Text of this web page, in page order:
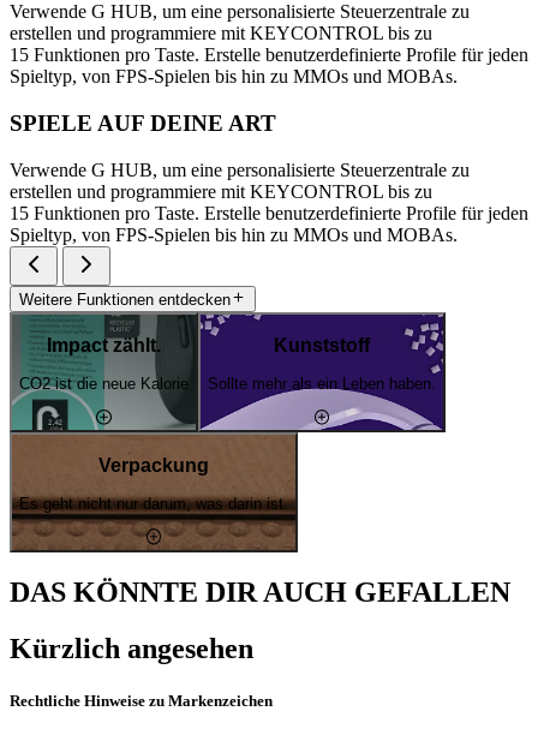
Verwende G HUB, um eine personalisierte Steuerzentrale zu
erstellen und programmiere mit KEYCONTROL bis zu
15 Funktionen pro Taste. Erstelle benutzerdefinierte Profile für jeden
Spieltyp, von FPS-Spielen bis hin zu MMOs und MOBAs.
SPIELE AUF DEINE ART
Verwende G HUB, um eine personalisierte Steuerzentrale zu
erstellen und programmiere mit KEYCONTROL bis zu
15 Funktionen pro Taste. Erstelle benutzerdefinierte Profile für jeden
Spieltyp, von FPS-Spielen bis hin zu MMOs und MOBAs.
Weitere Funktionen entdecken
Impact zählt.
CO2 ist die neue Kalorie
Kunststoff
Sollte mehr als ein Leben haben.
Verpackung
Es geht nicht nur darum, was darin ist.
DAS KÖNNTE DIR AUCH GEFALLEN
Kürzlich angesehen
Rechtliche Hinweise zu Markenzeichen